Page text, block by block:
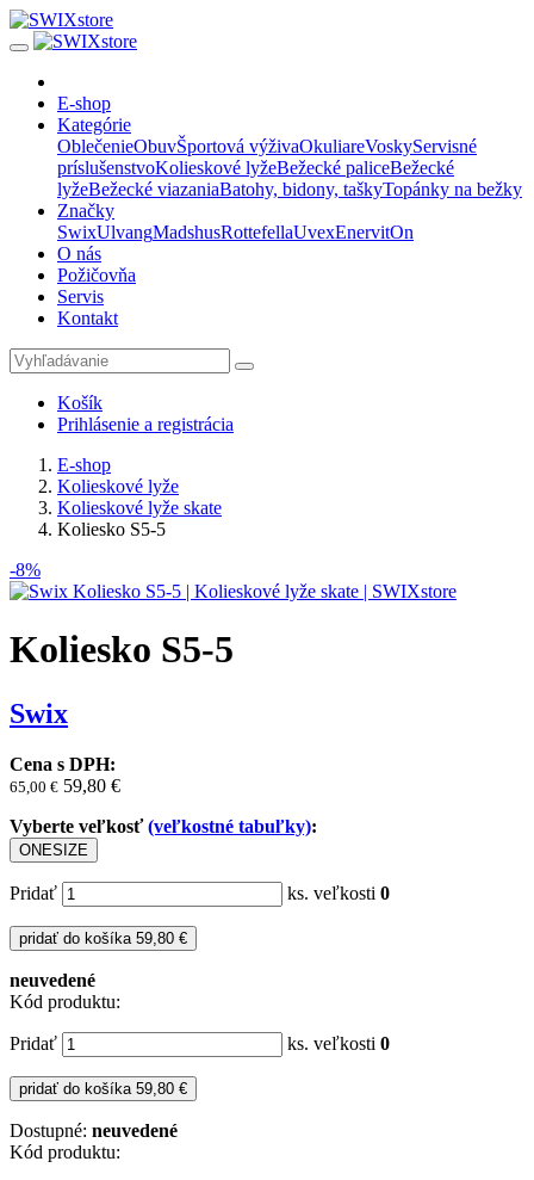
E-shop
Kategórie
OblečenieObuvŠportová výživaOkuliareVoskyServisné
príslušenstvoKolieskové lyžeBežecké paliceBežecké
lyžeBežecké viazaniaBatohy, bidony, taškyTopánky na bežky
Značky
SwixUlvangMadshusRottefellaUvexEnervitOn
O nás
Požičovňa
Servis
Kontakt
Košík
Prihlásenie a registrácia
E-shop
Kolieskové lyže
Kolieskové lyže skate
Koliesko S5-5
-8%
Koliesko S5-5
Swix
Cena s DPH:
65,00 € 59,80 €
Vyberte veľkosť(veľkostné tabuľky):
ONESIZE
Pridať ks. veľkosti 0
pridať do košíka 59,80 €
neuvedené
Kód produktu:
Pridať ks. veľkosti 0
pridať do košíka 59,80 €
Dostupné: neuvedené
Kód produktu: